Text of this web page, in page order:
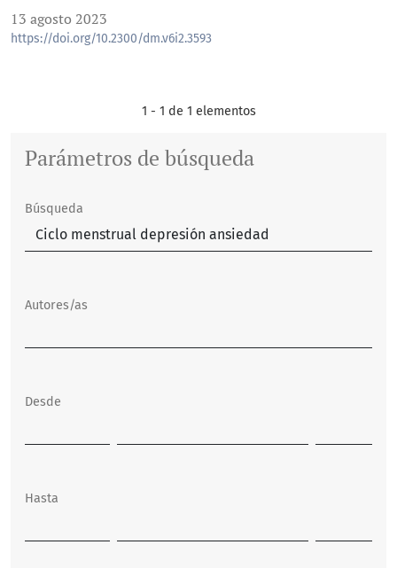
13 agosto 2023
https://doi.org/10.2300/dm.v6i2.3593
1 - 1 de 1 elementos
Parámetros de búsqueda
Búsqueda
Autores/as
Desde
Hasta